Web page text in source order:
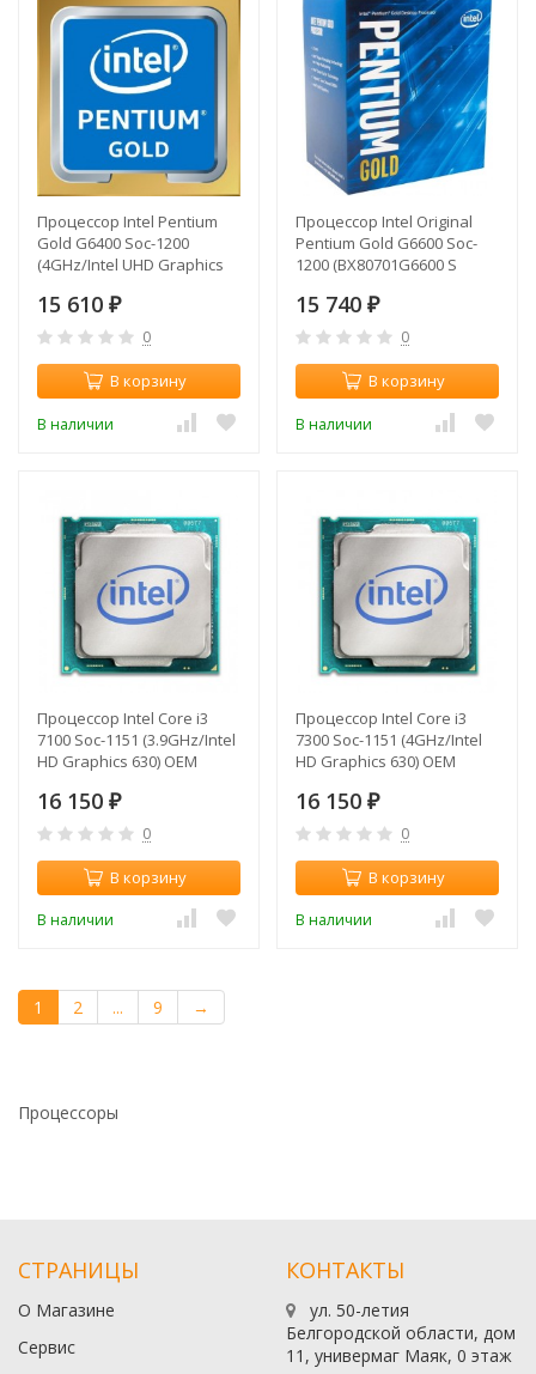
Процессор Intel Pentium
Gold G6400 Soc-1200
(4GHz/Intel UHD Graphics
15 610 ₽
0
В корзину
В наличии
Процессор Intel Original
Pentium Gold G6600 Soc-
1200 (BX80701G6600 S
Graphics 630) Box
15 740 ₽
0
В корзину
В наличии
Процессор Intel Core i3
7100 Soc-1151 (3.9GHz/Intel
HD Graphics 630) OEM
16 150 ₽
0
В корзину
В наличии
Процессор Intel Core i3
7300 Soc-1151 (4GHz/Intel
HD Graphics 630) OEM
16 150 ₽
0
В корзину
В наличии
1 2 ... 9 →
Процессоры
СТРАНИЦЫ
О Магазине
Сервис
КОНТАКТЫ
ул. 50-летия
Белгородской области, дом
11, универмаг Маяк, 0 этаж